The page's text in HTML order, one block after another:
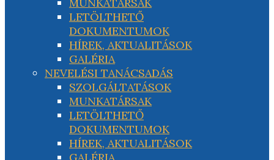
LETÖLTHETŐ
DOKUMENTUMOK
HÍREK, AKTUALITÁSOK
GALÉRIA
NEVELÉSI TANÁCSADÁS
SZOLGÁLTATÁSOK
MUNKATÁRSAK
LETÖLTHETŐ
DOKUMENTUMOK
HÍREK, AKTUALITÁSOK
GALÉRIA